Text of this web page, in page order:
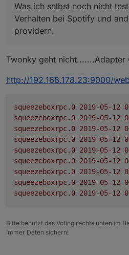
Konfigurationsdialog
der Adapter führ
Konfigurationsdialog
die
*- es kann nun ein Playlisteintrag direkt, aber
gewählt werden.
Zeit. Hier kann eine
über die Sekunden
werden (bspw 100,
*- auch die repeat
formen zur
Media Server besitzt und
könntet, ob bei euch
Fehler und
Was ich selbst noch
Verhalten bei Spotify und
Was ich selbst noch nicht
Verhalten bei Spotify und
providern.
Twonky geht nicht.......Adapter
http://192.168.178.23:9000/
squeezeboxrpc.0
squeezeboxrpc.0
squeezeboxrpc.0
squeezeboxrpc.0
squeezeboxrpc.0
squeezeboxrpc.0
squeezeboxrpc.0
squeezeboxrpc.0
squeezeboxrpc.0
Bitte benutzt das Voting rechts unten im
Immer Daten sichern!